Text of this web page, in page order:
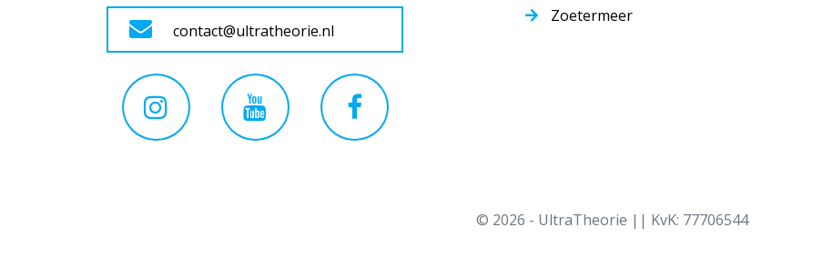
contact@ultratheorie.nl
Zoetermeer
© 2026 - UltraTheorie || KvK: 77706544